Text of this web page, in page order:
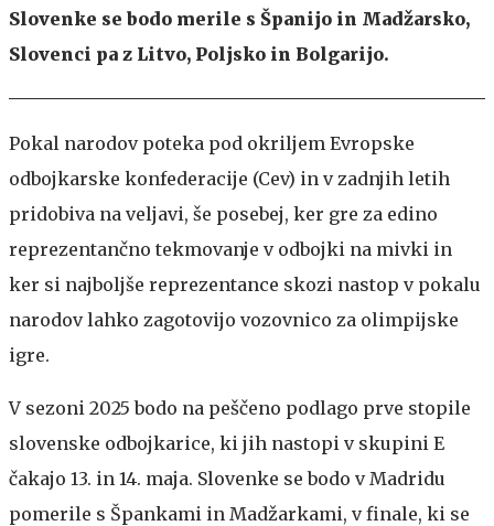
Slovenke se bodo merile s Španijo in Madžarsko,
Slovenci pa z Litvo, Poljsko in Bolgarijo.
Pokal narodov poteka pod okriljem Evropske
odbojkarske konfederacije (Cev) in v zadnjih letih
pridobiva na veljavi, še posebej, ker gre za edino
reprezentančno tekmovanje v odbojki na mivki in
ker si najboljše reprezentance skozi nastop v pokalu
narodov lahko zagotovijo vozovnico za olimpijske
igre.
V sezoni 2025 bodo na peščeno podlago prve stopile
slovenske odbojkarice, ki jih nastopi v skupini E
čakajo 13. in 14. maja. Slovenke se bodo v Madridu
pomerile s Špankami in Madžarkami, v finale, ki se